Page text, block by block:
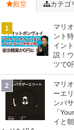
殿堂 カテゴ
マリ
ント
イン
説！
ツで0
マリ
ーエ
ンバ
「
イと